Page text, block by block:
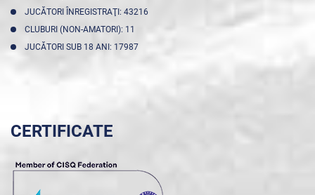
JUCĂTORI ÎNREGISTRAŢI: 43216
CLUBURI (NON-AMATORI): 11
JUCĂTORI SUB 18 ANI: 17987
CERTIFICATE